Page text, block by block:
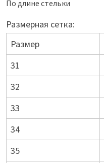
По длине стельки
Размерная сетка:
Размер
31
32
33
34
35